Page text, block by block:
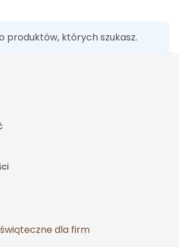
produktów, których szukasz.
dla firm